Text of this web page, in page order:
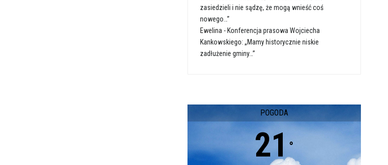
zasiedzieli i nie sądzę, że mogą wnieść coś
nowego…”
Ewelina - Konferencja prasowa Wojciecha
Kankowskiego: „Mamy historycznie niskie
zadłużenie gminy…”
POGODA
21 °